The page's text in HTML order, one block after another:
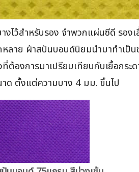
ว้สำหรับรอง จำพวกแผ่นซีดี รองเ
ลาย ผ้าสปันบอนด์นิยมนำมาทำเป็
องการมาเปรียบเทียบกับเยื้อกร
ด ตั้งแต่ความบาง 4 มม. ขึ้นไป